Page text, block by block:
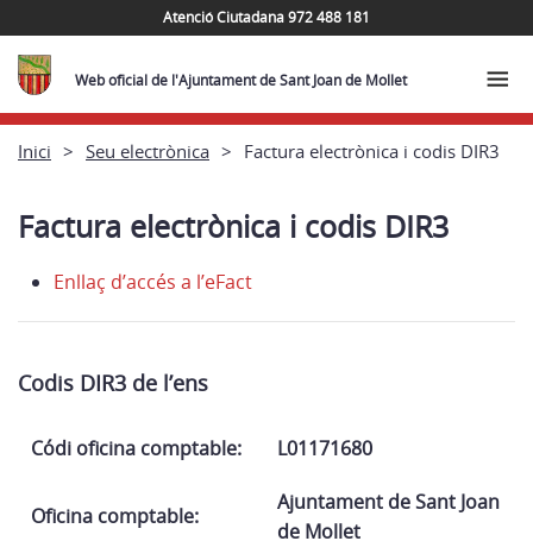
Atenció Ciutadana 972 488 181
Web oficial de l'Ajuntament de Sant Joan de Mollet
Inici Seu electrònica Factura electrònica i codis DIR3
Factura electrònica i codis DIR3
Enllaç d’accés a l’eFact
Codis DIR3 de l’ens
Códi oficina comptable: L01171680
Oficina comptable:
Ajuntament de Sant Joan
de Mollet